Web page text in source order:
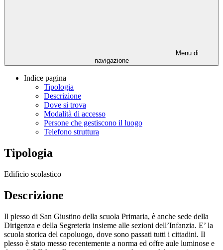
Menu di
navigazione
Indice pagina
Tipologia
Descrizione
Dove si trova
Modalità di accesso
Persone che gestiscono il luogo
Telefono struttura
Tipologia
Edificio scolastico
Descrizione
Il plesso di San Giustino della scuola Primaria, è anche sede della
Dirigenza e della Segreteria insieme alle sezioni dell’Infanzia. E’ la
scuola storica del capoluogo, dove sono passati tutti i cittadini. Il
plesso è stato messo recentemente a norma ed offre aule luminose e